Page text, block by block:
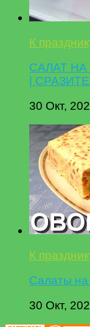
К
САЛАТ НА
|
30 Окт,
К
Салаты на
30 Окт,